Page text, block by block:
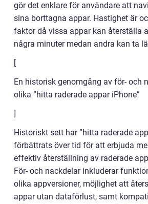
gör det enklare för användare att
sina borttagna appar. Hastighet är
faktor då vissa appar kan återställa
några minuter medan andra kan ta
[
En historisk genomgång av för- och
olika ”hitta raderade appar iPhone”
]
Historiskt sett har ”hitta raderade
förbättrats över tid för att erbjuda
effektiv återställning av raderade
För- och nackdelar inkluderar
olika appversioner, möjlighet att
appar utan dataförlust, samt